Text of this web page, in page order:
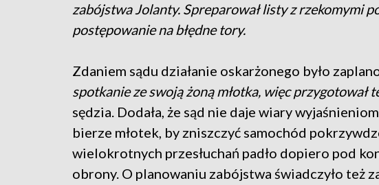
zabójstwa Jolanty. Spreparował listy z rzekomymi
postępowanie na błędne tory.
Zdaniem sądu działanie oskarżonego było
spotkanie ze swoją żoną młotka, więc przygotował
sędzia. Dodała, że sąd nie daje wiary
bierze młotek, by zniszczyć samochód
wielokrotnych przesłuchań padło dopiero pod
obrony. O planowaniu zabójstwa świadczyło też